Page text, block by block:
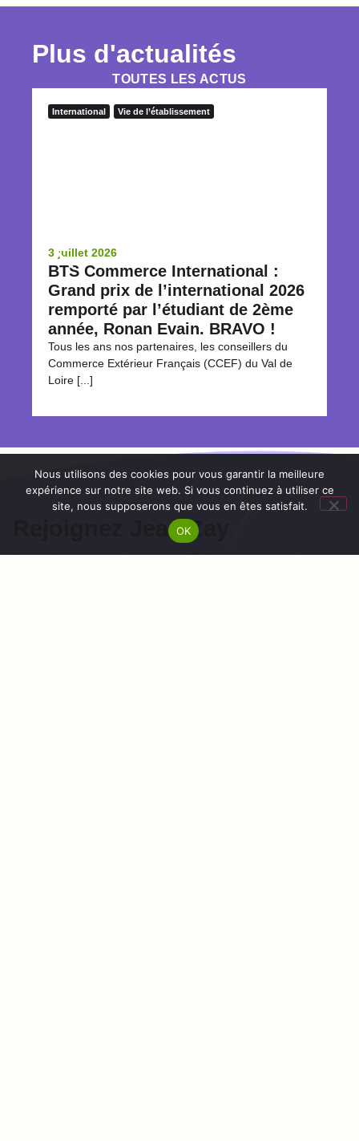
Plus d'actualités
TOUTES LES ACTUS
International Vie de l’établissement
3 juillet 2026
BTS Commerce International :
Grand prix de l’international 2026
remporté par l’étudiant de 2ème
année, Ronan Evain. BRAVO !
Tous les ans nos partenaires, les conseillers du
Commerce Extérieur Français (CCEF) du Val de
Loire [...]
Rejoignez Jean Zay !
Un lycée polyvalent au cœur d’Orléans, proposant des
Nous utilisons des cookies pour vous garantir la meilleure
expérience sur notre site web. Si vous continuez à utiliser ce
site, nous supposerons que vous en êtes satisfait.
OK